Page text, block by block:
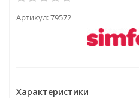
Артикул:79572
Характеристики